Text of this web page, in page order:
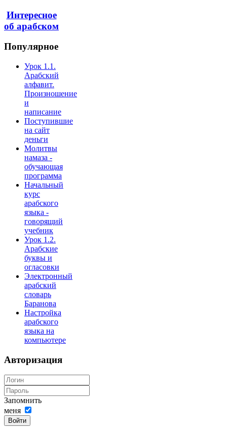
Интересное
об арабском
Популярное
Урок 1.1.
Арабский
алфавит.
Произношение
и
написание
Поступившие
на сайт
деньги
Молитвы
намаза -
обучающая
программа
Начальный
курс
арабского
языка -
говорящий
учебник
Урок 1.2.
Арабские
буквы и
огласовки
Электронный
арабский
словарь
Баранова
Настройка
арабского
языка на
компьютере
Авторизация
Запомнить
меня
Войти